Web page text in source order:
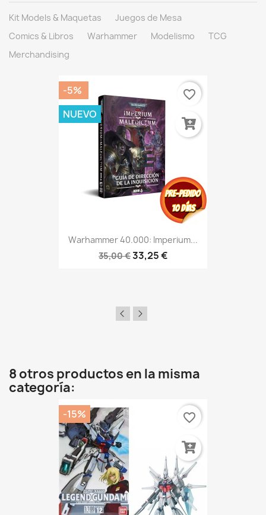
Kit Models & Maquetas
Juegos de Mesa
Comics & Libros
Warhammer Modelismo
TCG
Merchandising
Warhammer 40.000: Imperium...
35,00 €33,25 €
-5%
NUEVO
favorite_border
8 otros productos en la misma
categoría:
-15% favorite_border